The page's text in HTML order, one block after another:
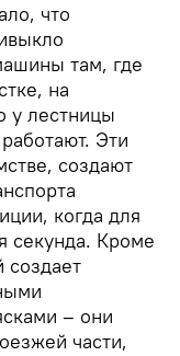
что
там, где
на
у лестницы
Эти
создают
когда для
секунда. Кроме
создает
– они
части,